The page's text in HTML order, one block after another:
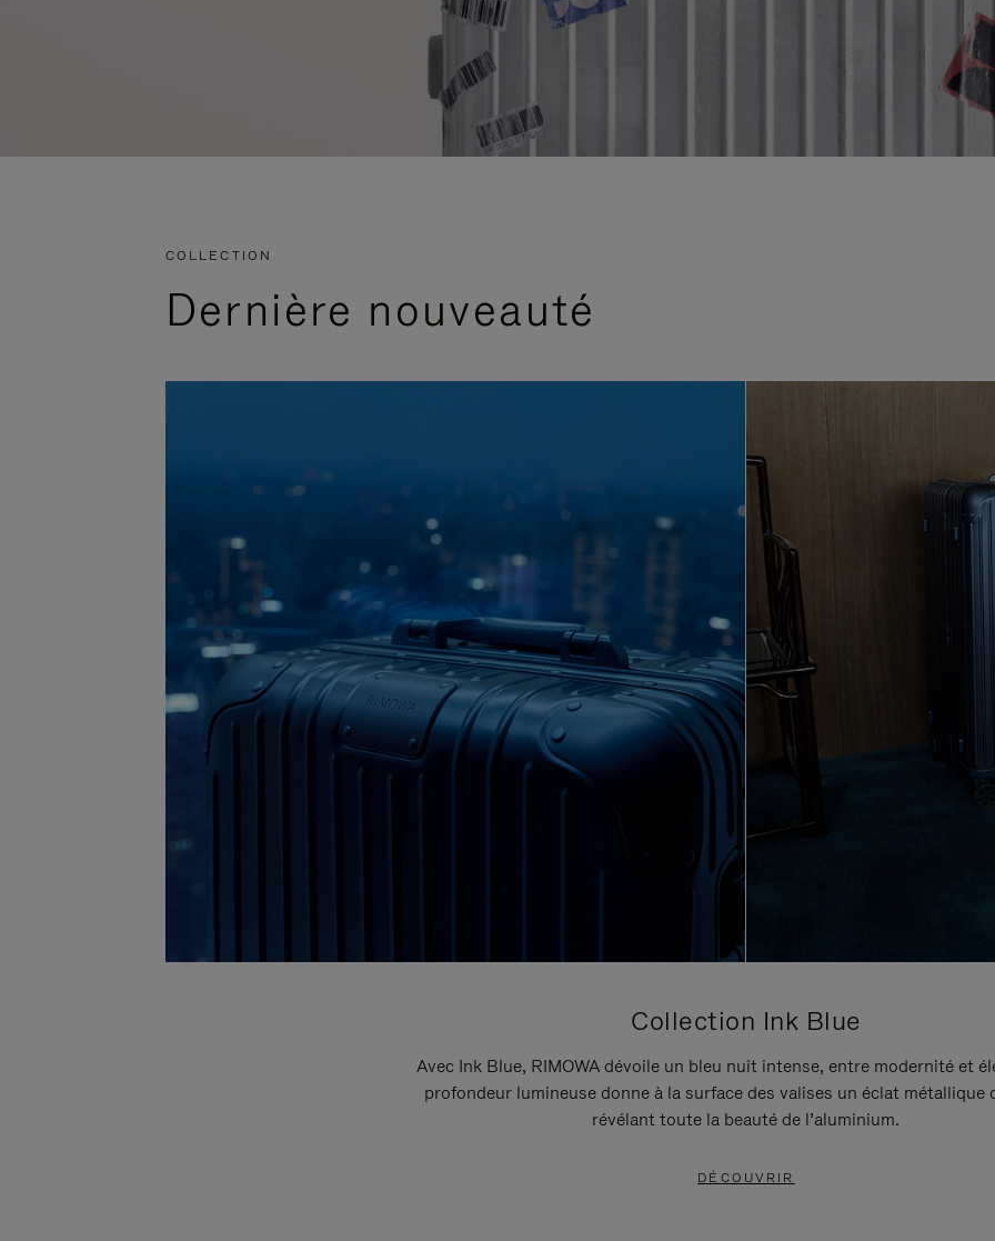
COLLECTION
Dernière nouveauté
Collection Ink Blue
Avec Ink Blue, RIMOWA dévoile un bleu nuit intense, entre modernité et
profondeur lumineuse donne à la surface des valises un éclat métallique
révélant toute la beauté de l’aluminium.
DÉCOUVRIR